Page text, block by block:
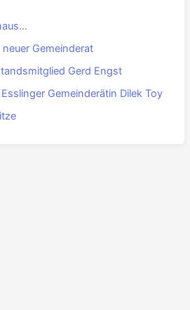
Gemeinderat
Gerd Engst
Gemeinderätin Dilek Toy